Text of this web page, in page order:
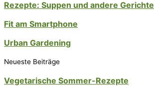
Rezepte: Suppen und andere Gerichte
Fit am Smartphone
Urban Gardening
Neueste Beiträge
Vegetarische Sommer-Rezepte